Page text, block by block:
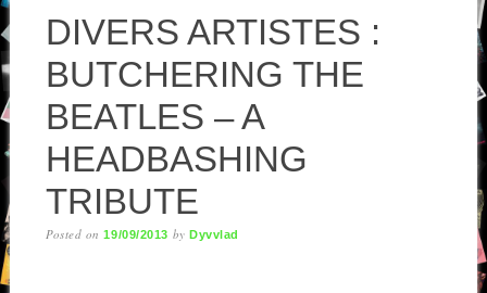
DIVERS ARTISTES :
BUTCHERING THE
BEATLES – A
HEADBASHING
TRIBUTE
Posted on19/09/2013 byDyvvlad